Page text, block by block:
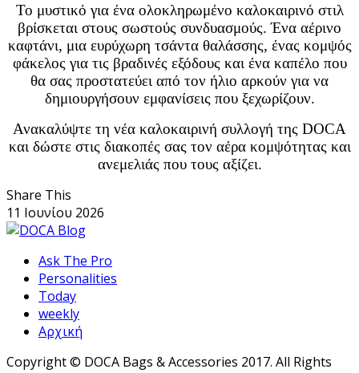
Το μυστικό για ένα ολοκληρωμένο καλοκαιρινό στιλ
βρίσκεται στους σωστούς συνδυασμούς. Ένα αέρινο
καφτάνι, μια ευρύχωρη τσάντα θαλάσσης, ένας κομψός
φάκελος για τις βραδινές εξόδους και ένα καπέλο που
θα σας προστατεύει από τον ήλιο αρκούν για να
δημιουργήσουν εμφανίσεις που ξεχωρίζουν.
Ανακαλύψτε τη νέα καλοκαιρινή συλλογή της DOCA
και δώστε στις διακοπές σας τον αέρα κομψότητας και
ανεμελιάς που τους αξίζει.
Share This
11 Ιουνίου 2026
Ask The Pro
Personalities
Today
weekly
Αρχική
Copyright © DOCA Bags & Accessories 2017. All Rights